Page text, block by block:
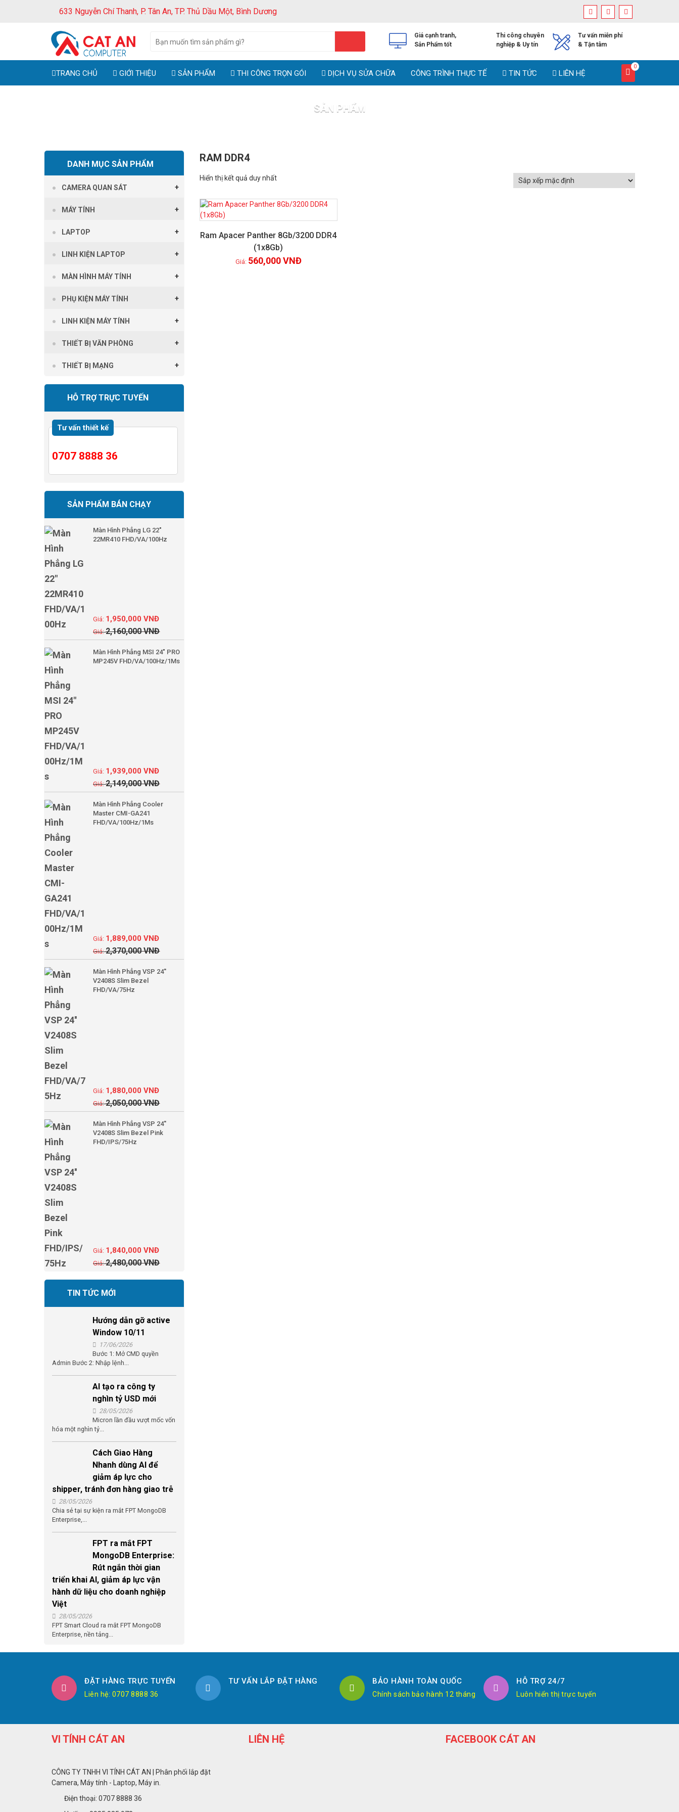
633 Nguyễn Chí Thanh, P. Tân An, TP. Thủ Dầu Một, Bình Dương
Giá cạnh tranh,
Sản Phẩm tốt
Thi công chuyên
nghiệp & Uy tín
Tư vấn miễn phí
& Tận tâm
TRANG CHỦ GIỚI THIỆU SẢN PHẨM THI CÔNG TRỌN GÓI DỊCH VỤ SỬA CHỮA CÔNG TRÌNH THỰC TẾ TIN TỨC LIÊN HỆ
0
SẢN PHẨM
RAM DDR4
Hiển thị kết quả duy nhất
Xem chi tiết
Ram Apacer Panther 8Gb/3200 DDR4
(1x8Gb)
560,000VNĐ
DANH MỤC SẢN PHẨM
CAMERA QUAN SÁT
MÁY TÍNH
LAPTOP
LINH KIỆN LAPTOP
MÀN HÌNH MÁY TÍNH
PHỤ KIỆN MÁY TÍNH
LINH KIỆN MÁY TÍNH
THIẾT BỊ VĂN PHÒNG
THIẾT BỊ MẠNG
HỖ TRỢ TRỰC TUYẾN
Tư vấn thiết kế
0707 8888 36
SẢN PHẨM BÁN CHẠY
Màn Hình Phẳng LG 22"
22MR410 FHD/VA/100Hz
2,160,000VNĐ
1,950,000VNĐ
Màn Hình Phẳng MSI 24" PRO
MP245V FHD/VA/100Hz/1Ms
2,149,000VNĐ
1,939,000VNĐ
Màn Hình Phẳng Cooler
Master CMI-GA241
FHD/VA/100Hz/1Ms
2,370,000VNĐ
1,889,000VNĐ
Màn Hình Phẳng VSP 24''
V2408S Slim Bezel
FHD/VA/75Hz
2,050,000VNĐ
1,880,000VNĐ
Màn Hình Phẳng VSP 24''
V2408S Slim Bezel Pink
FHD/IPS/75Hz
2,480,000VNĐ
1,840,000VNĐ
TIN TỨC MỚI
Hướng dẫn gỡ active
Window 10/11
17/06/2026
Bước 1: Mở CMD quyền
Admin Bước 2: Nhập lệnh...
AI tạo ra công ty
nghìn tỷ USD mới
28/05/2026
Micron lần đầu vượt mốc vốn
hóa một nghìn tỷ...
Cách Giao Hàng
Nhanh dùng AI để
giảm áp lực cho
shipper, tránh đơn hàng giao trễ
28/05/2026
Chia sẻ tại sự kiện ra mắt FPT MongoDB
Enterprise,...
FPT ra mắt FPT
MongoDB Enterprise:
Rút ngắn thời gian
triển khai AI, giảm áp lực vận
hành dữ liệu cho doanh nghiệp
Việt
28/05/2026
FPT Smart Cloud ra mắt FPT MongoDB
Enterprise, nền tảng...
ĐẶT HÀNG TRỰC TUYẾN
Liên hệ: 0707 8888 36
TƯ VẤN LẮP ĐẶT HÀNG BẢO HÀNH TOÀN QUỐC
Chính sách bảo hành 12 tháng
HỖ TRỢ 24/7
Luôn hiển thị trực tuyến
VI TÍNH CÁT AN
CÔNG TY TNHH VI TÍNH CÁT AN | Phân phối lắp đặt
Camera, Máy tính - Laptop, Máy in.
Điện thoại: 0707 8888 36
LIÊN HỆ FACEBOOK CÁT AN